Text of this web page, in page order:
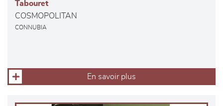
Tabouret
COSMOPOLITAN
CONNUBIA
En savoir plus